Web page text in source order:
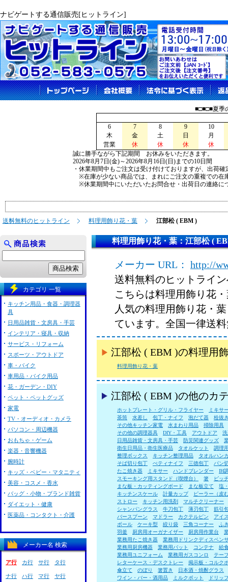
ナビゲートする通信販売[ヒットライン]
■□■□■夏季
6 7 8 9
10
木
金 土 日
月
営業
休 休 休
休
誠に勝手ながら下記期間 お休みをいただきます。
2026年8月7日(金)～2026年8月16日(日)までの10日間
・休業期間中もご注文は受け付けておりますが、出荷
※在庫が少ない商品では、まれにご注文の重複での在
※休業期間中にいただいたお問合せ・出荷日の連絡に
送料無料のヒットライン 料理用飾り花・葉 江部松 ( EBM )
料理用飾り花・葉：江部松 (
メーカー URL：
http://
送料無料のヒットライ
こちらは料理用飾り花
人気の料理用飾り花・
ています。全国一律送
江部松 ( EBM )の料理用
料理用飾り花・葉
江部松 ( EBM )の他のカ
ホットプレート・グリル・フライヤー
ミキサ
茶筒
水差し 包丁・ナイフ 泡だて器
栓抜
その他キッチン家電
水まわり用品
掃除用具
その他の調理器具
DIY・工具 アウトドア
日用品雑貨・文房具・手芸
防災関連グッズ
衛生日用品・衛生医療品
タオルケット
調理
整理ボックス
キッチン整理用品
タオルハン
そば切り包丁
ぺティナイフ 三徳包丁
パン
たこ焼き器
ミキサー ハンドブレンダー
IH
スモーキング用スタンド（喫煙台）
箸
ピッ
まな板・カッティングボード
まな板立て
塩
キッチンスケール
計量カップ
ピーラー（皮
ストロー
キッチン用洗剤
マルチクリーナー
シャンパングラス
牛刀包丁 薄刃包丁
筋引
バースプーン
マドラー カクテルピン
アイ
ボール
ケーキ型 絞り袋 三角コーナー
ふ
羽釜
厨房用オーガナイザー 厨房用作業台
業務用たこ焼き器
業務用ドリンクディスペン
業務用厨房機器
業務用バット コンテナ
給
業務用ユニフォーム
業務用ガスコンロ
テー
レターケース・デスクトレー
掲示板・コルク
傘立て
のぼり 箸置き
日本酒・焼酎グラス
ワイン・バー・酒用品
ミルクポット
ドリッ
カテゴリ 一覧
キッチン用品・食器・調理器
具
日用品雑貨・文房具・手芸
インテリア・寝具・収納
サービス・リフォーム
スポーツ・アウトドア
車・バイク
車用品・バイク用品
花・ガーデン・DIY
ペット・ペットグッズ
家電
TV・オーディオ・カメラ
パソコン・周辺機器
おもちゃ・ゲーム
楽器・音響機器
腕時計
キッズ・ベビー・マタニティ
美容・コスメ・香水
バッグ・小物・ブランド雑貨
ダイエット・健康
医薬品・コンタクト・介護
メーカー名 検索
ア行 カ行 サ行 タ行
ナ行 ハ行 マ行 ヤ行